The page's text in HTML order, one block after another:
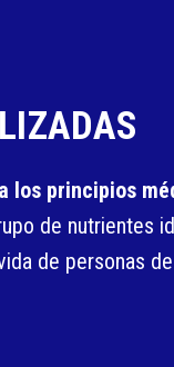
los principios
de nutrientes
de personas